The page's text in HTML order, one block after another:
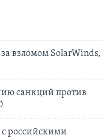
взломом SolarWinds,
санкций против
c российскими